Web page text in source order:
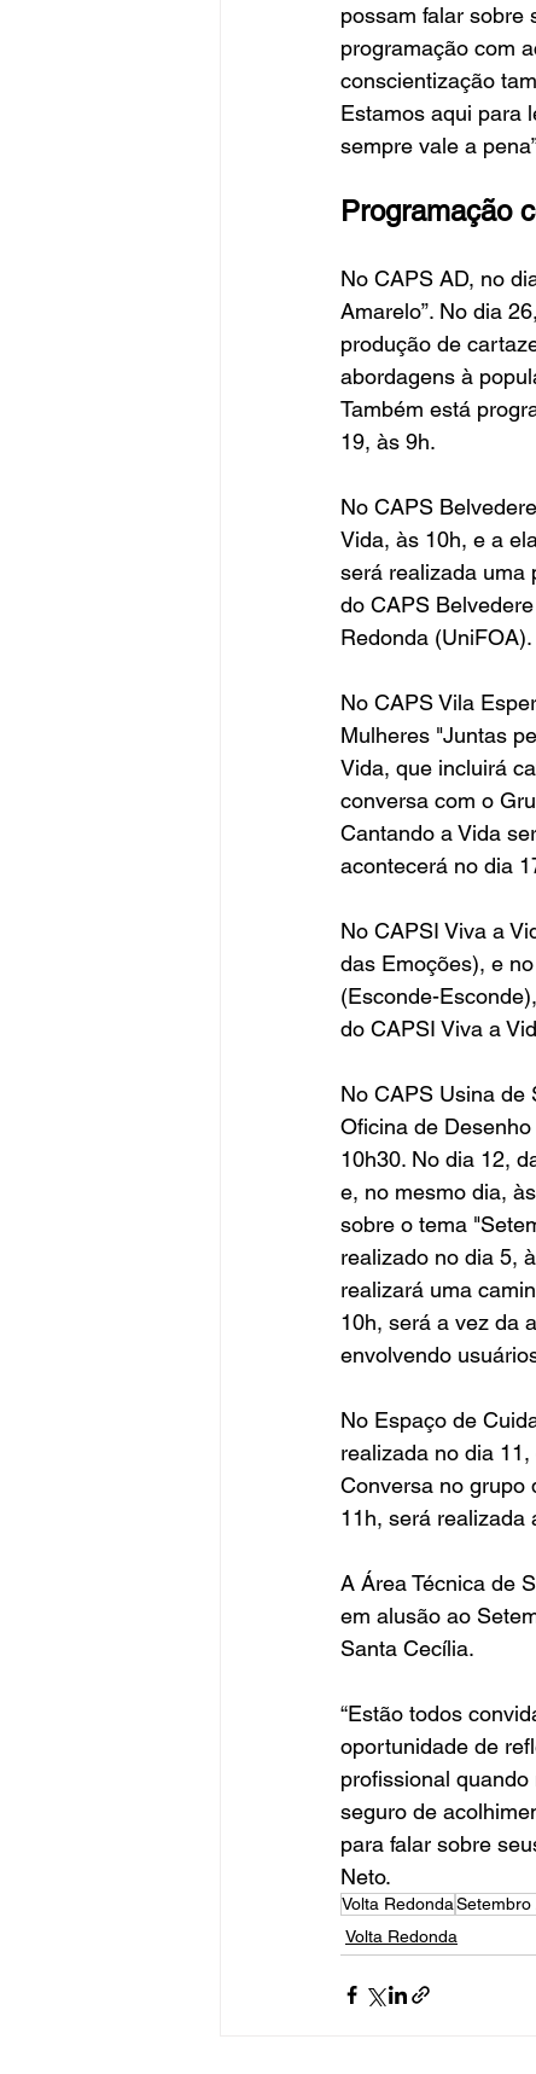
possam falar sobre
programação com
conscientização
Estamos aqui para
sempre vale a
Programação
No CAPS AD, no
Amarelo”. No dia
produção de
abordagens à
Também está
19, às 9h.
No CAPS
Vida, às 10h, e a
será realizada uma
do CAPS
Redonda (UniFOA).
No CAPS Vila
Mulheres "Juntas
Vida, que incluirá
conversa com o
Cantando a Vida
acontecerá no dia
No CAPSI Viva a
das Emoções), e
(Esconde-
do CAPSI Viva a
No CAPS Usina de
Oficina de
10h30. No dia 12,
e, no mesmo dia,
sobre o tema
realizado no dia 5,
realizará uma
10h, será a vez da
envolvendo
No Espaço de
realizada no dia
Conversa no grupo
11h, será realizada
A Área Técnica de
em alusão ao
Santa Cecília.
“Estão todos
oportunidade de
profissional
seguro de
para falar sobre
Neto.
Volta RedondaSetembro
Volta Redonda